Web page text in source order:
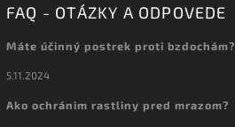
FAQ - OTÁZKY A ODPOVEDE
Máte účinný postrek proti bzdochám?
5.11.2024
Ako ochránim rastliny pred mrazom?